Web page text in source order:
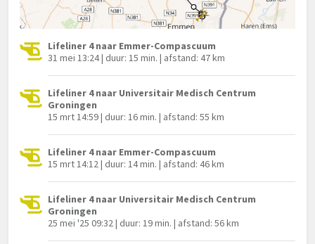
Lifeliner 4 naar Emmer-Compascuum
31 mei 13:24 | duur: 15 min. | afstand: 47 km
Lifeliner 4 naar Universitair Medisch Centrum
Groningen
15 mrt 14:59 | duur: 16 min. | afstand: 55 km
Lifeliner 4 naar Emmer-Compascuum
15 mrt 14:12 | duur: 14 min. | afstand: 46 km
Lifeliner 4 naar Universitair Medisch Centrum
Groningen
25 mei '25 09:32 | duur: 19 min. | afstand: 56 km